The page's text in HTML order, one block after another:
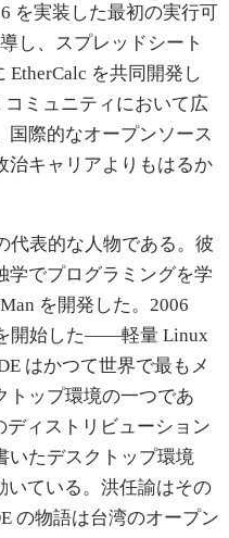
を実装した最初の実行可
し、スプレッドシート
を共同開発し
コミュニティにおいて広
国際的なオープンソース
治キャリアよりもはるか
代表的な人物である。彼
学でプログラミングを学
を開発した。2006
開始した——軽量 Linux
はかつて世界で最もメ
トップ環境の一つであ
ディストリビューション
いたデスクトップ環境
いている。洪任諭はその
の物語は台湾のオープン